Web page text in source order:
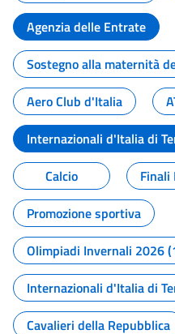
Agenzia delle Entrate
Sostegno alla maternità
Aero Club d'Italia
Internazionali d'Italia di
Calcio
Finali
Promozione sportiva
Olimpiadi Invernali 2026
Internazionali d'Italia di
Cavalieri della Repubblica